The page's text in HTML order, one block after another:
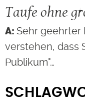
Taufe ohne
Sehr geehrter
verstehen, dass
Publikum"…